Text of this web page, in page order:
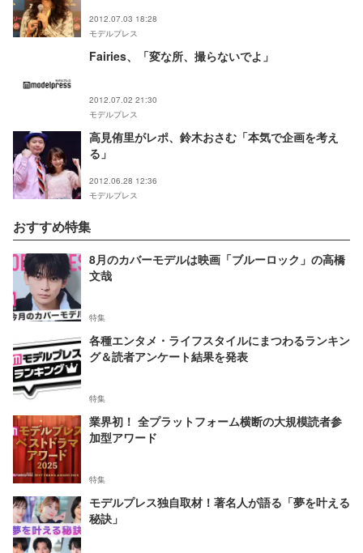
2012.07.03 18:28
モデルプレス
Fairies、「変な所、撮らないでよ」
2012.07.02 21:30
モデルプレス
高見侑里がレポ、鈴木おさむ「本気で企画を考え
る」
2012.06.28 12:36
モデルプレス
おすすめ特集
8月のカバーモデルは映画「ブルーロック」の高橋
文哉
特集
各種エンタメ・ライフスタイルにまつわるランキン
グ＆読者アンケート結果を発表
特集
業界初！ 全プラットフォーム横断の大規模読者参
加型アワード
特集
モデルプレス独自取材！著名人が語る「夢を叶える
秘訣」